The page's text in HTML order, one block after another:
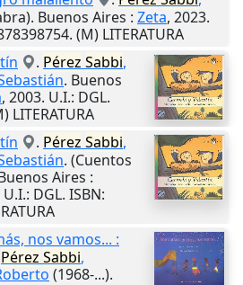
Buenos Aires : Zeta, 2023.
(M) LITERATURA
. Pérez Sabbi,
. Buenos
, 2003. U.I.: DGL.
LITERATURA
. Pérez Sabbi,
. (Cuentos
Aires :
U.I.: DGL. ISBN:
nos vamos... :
Pérez Sabbi,
(1968-...).